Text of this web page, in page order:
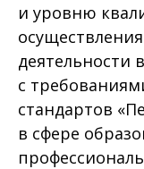
и уровню
деятельности
с
стандартов
в сфере